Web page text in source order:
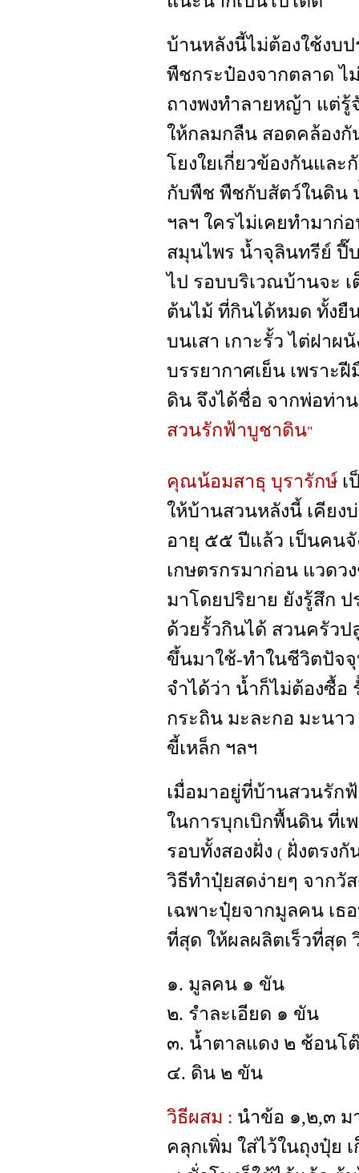
บ้านหลังนี้ไม่ต้องใช้งบ
พืชกระป๋องจากตลาด ไ
ถางพงทำลายหญ้า แต่รู้
ให้กลมกลืน สอดคล้องกั
โยงใยเกี่ยวข้องกันแล
กับพืช พืชกับสัตว์ในดิน
ฯลฯ ใครไม่เคยทำมาก่
สมุนไพร น้ำจุลินทรีย์ ปี๊
ไป รอบบริเวณบ้านจะ
ต้นไม้ ที่กินได้หมด ทั้ง
บนเสา เกาะรั้ว ไต่ฝาผ
บรรยากาศเย็น เพราะ
ดิน จึงได้ชื่อ จากพ่อท่า
สวนรักฟ้าบูชาดิน"
คุณน้อมสาธุ บุรารักษ์ เ
ให้บ้านสวนหลังนี้ เคียง
อายุ ๕๕ ปีแล้ว เป็นคน
เกษตรกรมาก่อน แวดว
มาโดยปริยาย ยังรู้สึก
ด้วยรั้วกินได้ สวนครัวป
ขึ้นมาใช้-ทำในชีวิตปัจจุ
จำได้ว่า น้ำก็ไม่ต้องซื้อ
กระถิน มะละกอ มะนา
ขี้เหล็ก ฯลฯ
เมื่อมาอยู่ที่บ้านสวนรัก
ในการบุกเบิกพื้นดิน ที่เ
รอบทั้งสองฝั่ง ( ฝั่งตรง
วิธีทำปุ๋ยสดง่ายๆ จาก
เฉพาะปุ๋ยจากมูลคน เธ
ที่สุด ให้ผลผลิตเร็วที่สุด
๑. มูลคน ๑ ขัน
๒. รำละเอียด ๑ ขัน
๓. น้ำตาลแดง ๒ ช้อนโ
๔. ดิน ๒ ขัน
วิธีผสม : นำข้อ ๑,๒,๓ ม
คลุกเพิ่ม ใส่ไว้ในถุงปุ๋ย